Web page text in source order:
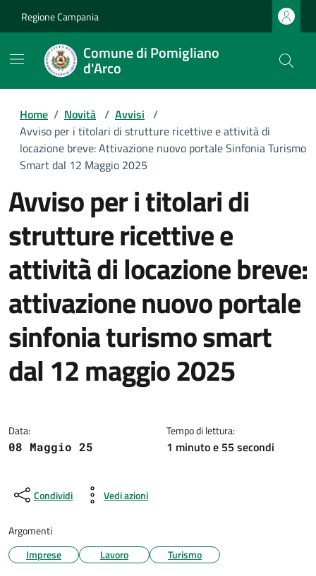
Regione Campania
Comune di Pomigliano
d'Arco
Home / Novità / Avvisi /
Avviso per i titolari di strutture ricettive e attività di
locazione breve: Attivazione nuovo portale Sinfonia Turismo
Smart dal 12 Maggio 2025
avviso per i titolari di
strutture ricettive e
attività di locazione breve:
attivazione nuovo portale
sinfonia turismo smart
dal 12 maggio 2025
Data:
08 Maggio 25
Tempo di lettura:
1 minuto e 55 secondi
Condividi Vedi azioni
Argomenti
Imprese
Lavoro Turismo